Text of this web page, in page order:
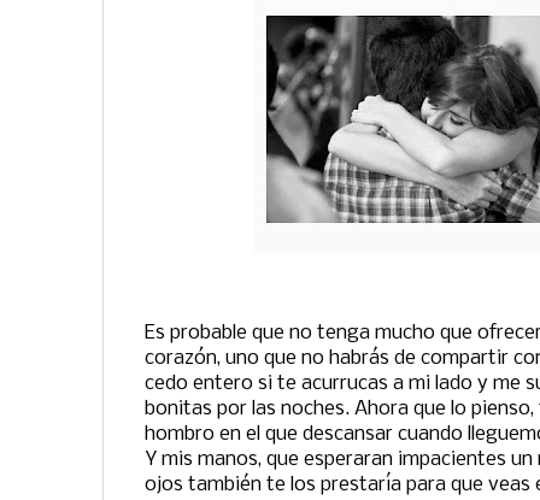
Es probable que no tenga mucho que
corazón, uno que no habrás de compartir
cedo entero si te acurrucas a mi lado y me
bonitas por las noches. Ahora que lo
hombro en el que descansar cuando
Y mis manos, que esperaran impacientes
ojos también te los prestaría para que veas